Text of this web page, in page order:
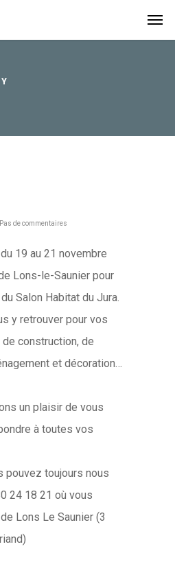
Pas de commentaires
19 au 21 novembre
Lons-le-Saunier pour
Salon Habitat du Jura.
y retrouver pour vos
de construction, de
et décoration…
un plaisir de vous
à toutes vos
pouvez toujours nous
24 18 21 où vous
Lons Le Saunier (3